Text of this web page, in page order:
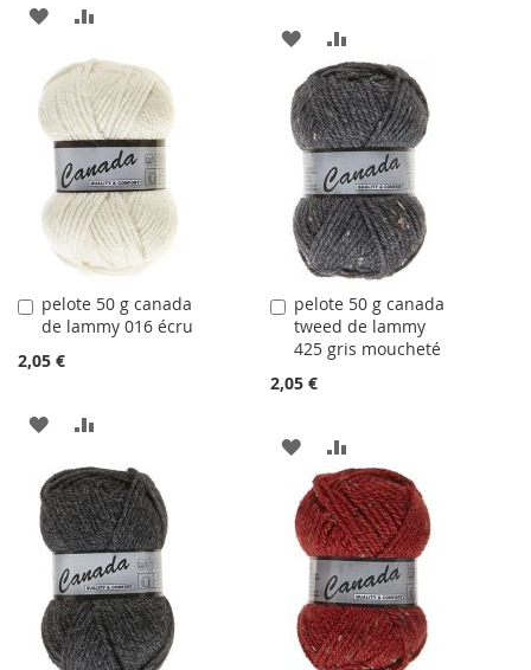
AJOUTER
LA
LISTE
D'ACHATS
AU
COMPARATEUR
AJOUTER
À
LA
LISTE
D'ACHATS
AU
COMPARATEUR
pelote 50 g canada
de lammy 016 écru
2,05 €
Ajouter
au
panier
AJOUTER
LA
LISTE
D'ACHATS
AU
COMPARATEUR
pelote 50 g canada
tweed de lammy
425 gris moucheté
2,05 €
Ajouter
au
panier
AJOUTER
À
LA
LISTE
D'ACHATS
AU
COMPARATEUR